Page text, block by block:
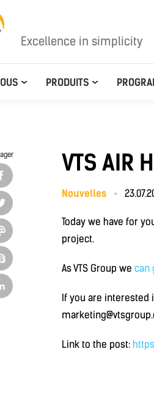
Excellence in simplicity
PRODUITS
VTS AIR
Nouvelles
Today we have for
project.
As VTS Group we can
If you are interested
Link to the post: